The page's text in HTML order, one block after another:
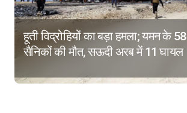
हूती विद्रोहियों का बड़ा हमला; यमन के 58
सैनिकों की मौत, सऊदी अरब में 11 घायल